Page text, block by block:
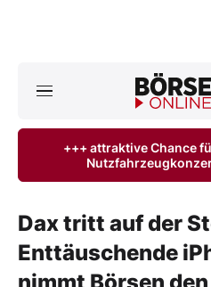
Anlageprodukte
Finanz-Check
Abo & Shop
+++ attraktive Chance
Dax tritt auf der
Enttäuschende